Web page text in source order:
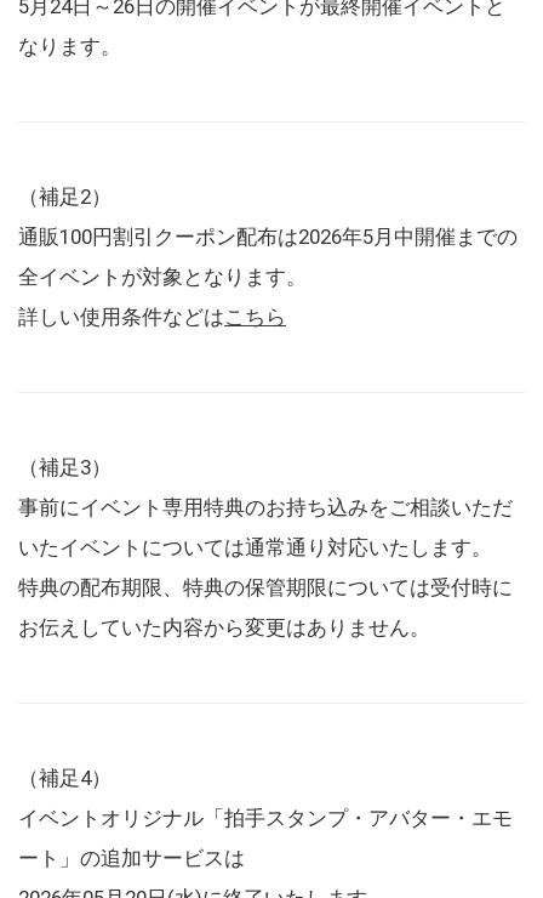
5月24日～26日の開催イベントが最終開催イベントと
なります。
（補足2）
通販100円割引クーポン配布は2026年5月中開催までの
全イベントが対象となります。
詳しい使用条件などはこちら
（補足3）
事前にイベント専用特典のお持ち込みをご相談いただ
いたイベントについては通常通り対応いたします。
特典の配布期限、特典の保管期限については受付時に
お伝えしていた内容から変更はありません。
（補足4）
イベントオリジナル「拍手スタンプ・アバター・エモ
ート」の追加サービスは